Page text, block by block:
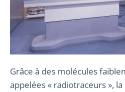
Grâce à des molécules faiblement radioactives
appelées « radiotraceurs »,